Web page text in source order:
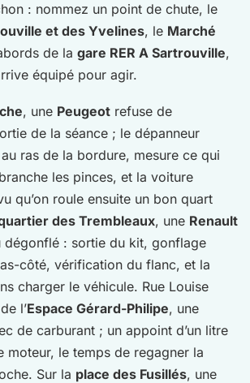
: nommez un point de chute, le
et des Yvelines, le Marché
de la gare RER A Sartrouville,
équipé pour agir.
, une Peugeot refuse de
de la séance ; le dépanneur
ras de la bordure, mesure ce qui
les pinces, et la voiture
qu’on roule ensuite un bon quart
des Trembleaux, une Renault
dégonflé : sortie du kit, gonflage
côté, vérification du flanc, et la
charger le véhicule. Rue Louise
l’Espace Gérard-Philipe, une
de carburant ; un appoint d’un litre
moteur, le temps de regagner la
Sur la place des Fusillés, une